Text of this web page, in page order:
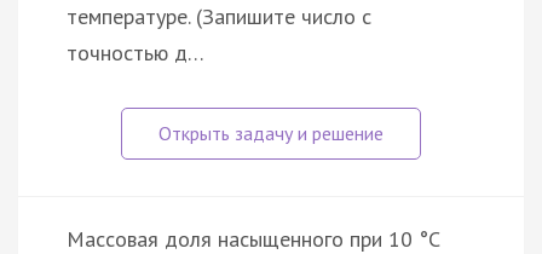
температуре. (Запишите число с
точностью д…
Массовая доля насыщенного при 10 °С